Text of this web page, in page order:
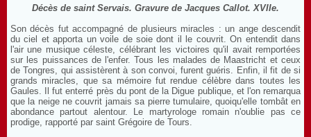
Décès de saint Servais. Gravure de Jacques Callot. XVIIe.
Son décès fut accompagné de plusieurs miracles : un ange descendit
du ciel et apporta un voile de soie dont il le couvrit. On entendit dans
l'air une musique céleste, célébrant les victoires qu'il avait remportées
sur les puissances de l'enfer. Tous les malades de Maastricht et ceux
de Tongres, qui assistèrent à son convoi, furent guéris. Enfin, il fit de si
grands miracles, que sa mémoire fut rendue célèbre dans toutes les
Gaules. Il fut enterré près du pont de la Digue publique, et l'on remarqua
que la neige ne couvrit jamais sa pierre tumulaire, quoiqu'elle tombât en
abondance partout alentour. Le martyrologe romain n'oublie pas ce
prodige, rapporté par saint Grégoire de Tours.